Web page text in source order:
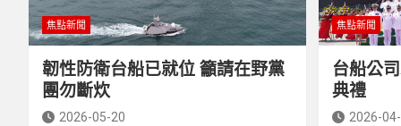
焦點新聞
韌性防衛台船已就位 籲請在野黨
團勿斷炊
2026-05-20
焦點新聞
台船公
典禮
2026-